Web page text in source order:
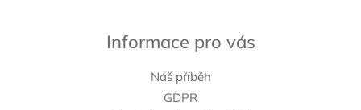
Informace pro vás
Náš příběh
GDPR